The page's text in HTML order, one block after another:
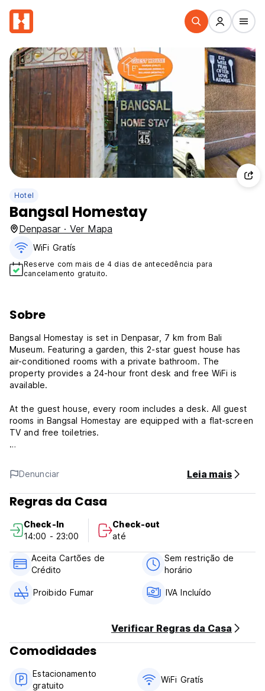
Hotel
Bangsal Homestay
Denpasar · Ver Mapa
WiFi Gratís
Reserve com mais de 4 dias de antecedência para
cancelamento gratuito.
Sobre
Bangsal Homestay is set in Denpasar, 7 km from Bali
Museum. Featuring a garden, this 2-star guest house has
air-conditioned rooms with a private bathroom. The
property provides a 24-hour front desk and free WiFi is
available.
At the guest house, every room includes a desk. All guest
rooms in Bangsal Homestay are equipped with a flat-screen
TV and free toiletries.
Udayana University is 8 km from Bangsal Homestay. The
nearest airport is Ngurah Rai International Airport, 19 km
from the property.
Terms and Conditions:
Free Cancellation 3 Days before the arrival without being
charged by the Property
Check in from 14:00
Check out Before 12:00
Payment on Arrival: Cash and Credit Card, but extra Charge
for credit card service fee. Extra 3%
No pets
No smoking in Room, but have smoking area
Denunciar Leia mais
Regras da Casa
Check-In
14:00 - 23:00
Check-out
até
Aceita Cartões de
Crédito
Sem restrição de
horário
Proibido Fumar IVA Incluído
Verificar Regras da Casa
Comodidades
Estacionamento
gratuito
WiFi Gratís